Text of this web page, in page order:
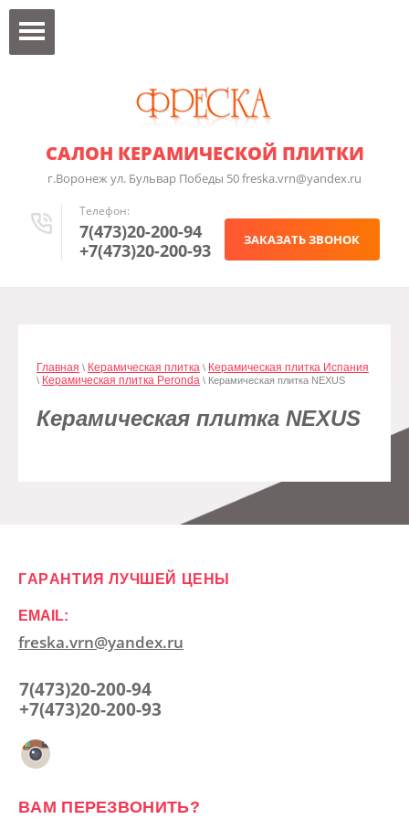
САЛОН КЕРАМИЧЕСКОЙ ПЛИТКИ
г.Воронеж ул. Бульвар Победы 50 freska.vrn@yandex.ru
Телефон:
7(473)20-200-94
+7(473)20-200-93
ЗАКАЗАТЬ ЗВОНОК
Главная \ Керамическая плитка \ Керамическая плитка Испания
\ Керамическая плитка Peronda \ Керамическая плитка NEXUS
Керамическая плитка NEXUS
ГАРАНТИЯ ЛУЧШЕЙ ЦЕНЫ
EMAIL:
freska.vrn@yandex.ru
7(473)20-200-94
+7(473)20-200-93
ВАМ ПЕРЕЗВОНИТЬ?